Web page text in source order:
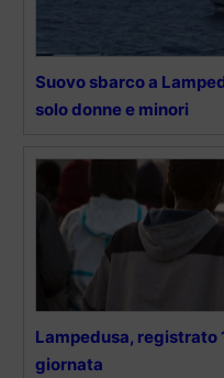
Suovo sbarco a
solo donne e minori
Lampedusa, registrato
giornata